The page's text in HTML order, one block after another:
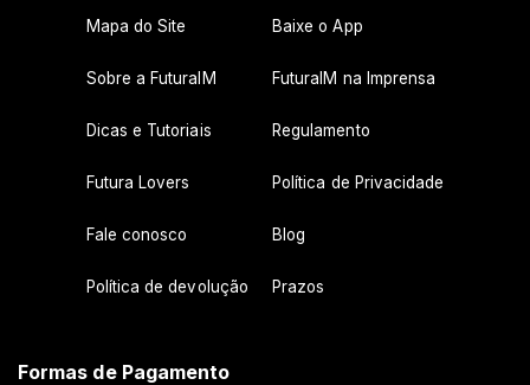
Mapa do Site Baixe o App
Sobre a FuturaIM FuturaIM na Imprensa
Dicas e Tutoriais Regulamento
Futura Lovers Política de Privacidade
Fale conosco Blog
Política de devolução Prazos
Formas de Pagamento